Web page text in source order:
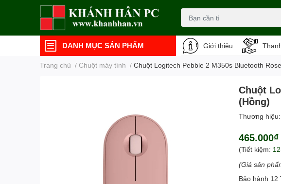
DANH MỤC SẢN PHẨM Giới thiệu
Trang chủ / Chuột máy tính / Chuột Logitech Pebble 2 M350s Bluetooth
Chuột
(Hồng)
Thương hiệu:
465.000₫
(Tiết kiệm:
(Giá sản
Bảo hành 12